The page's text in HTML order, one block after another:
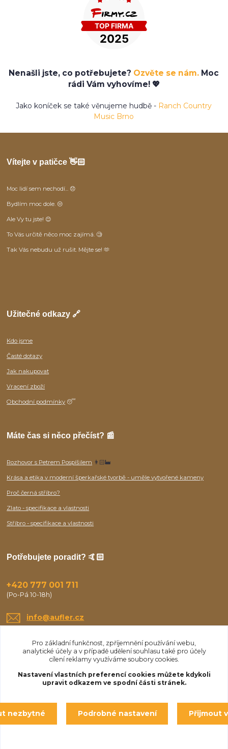
Nenašli jste, co potřebujete? Ozvěte se nám. Moc
rádi Vám vyhovíme! 💖
Jako koníček se také věnujeme hudbě - Ranch Country
Music Brno
Vítejte v patičce 👋🏻
Moc lidí sem nechodí... 😞
Bydlím moc dole. 😒
Ale Vy tu jste! 😊
To Vás určitě něco moc zajímá. 🧐
Tak Vás nebudu už rušit. Mějte se! 🫶
Užitečné odkazy 🔗
Kdo jsme
Časté dotazy
Jak nakupovat
Vracení zboží
Obchodní podmínky 😴
Máte čas si něco přečíst? 📰
Rozhovor s Petrem Pospíšilem 👨🏻‍🏭
Krása a etika v moderní šperkařské tvorbě - uměle vytvořené kameny
Proč černá stříbro?
Zlato - specifikace a vlastnosti
Stříbro - specifikace a vlastnosti
Potřebujete poradit? 🤙🏻
+420 777 001 711
(Po-Pá 10-18h)
info@aufler.cz
© Aufler 2025
Pro základní funkčnost, zpříjemnění používání webu,
analytické účely a v případě udělení souhlasu také pro účely
cílení reklamy využíváme soubory cookies.
Nastavení vlastních preferencí cookies můžete kdykoli
upravit odkazem ve spodní části stránek.
nezbytné Podrobné nastavení Přijmout